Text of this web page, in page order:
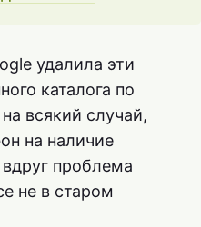
удалила эти
каталога по
всякий случай,
на наличие
проблема
не в старом